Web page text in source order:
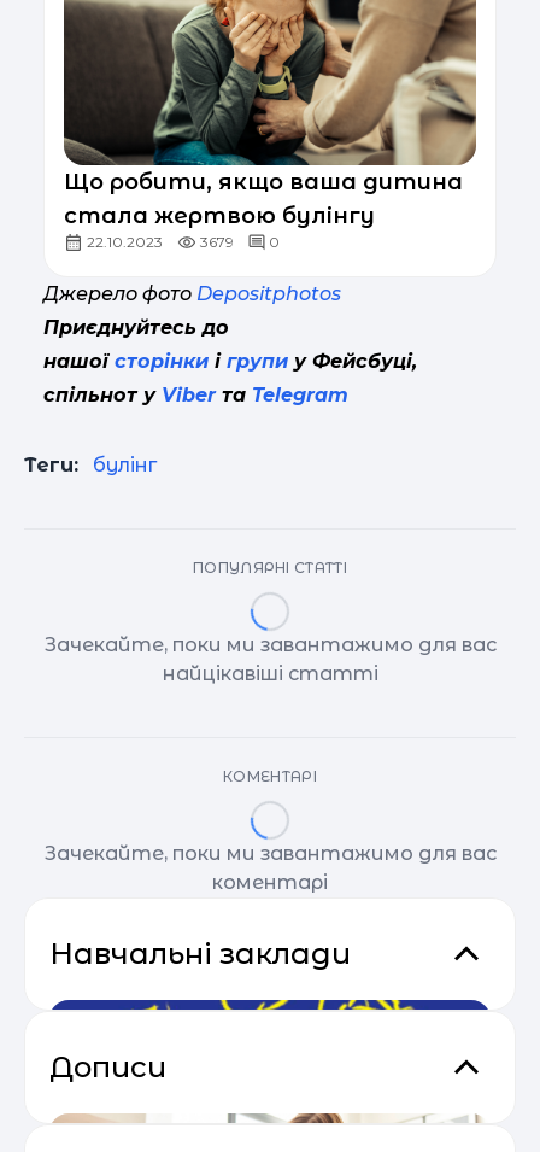
Що робити, якщо ваша дитина
стала жертвою булінгу
22.10.2023 3679 0
Джерело фото Depositphotos
Приєднуйтесь до
нашої сторінки і групи у Фейсбуці,
спільнот у Viberта Telegram
Теги: булінг
ПОПУЛЯРНІ СТАТТІ
Зачекайте, поки ми завантажимо для вас
найцікавіші статті
КОМЕНТАРІ
Зачекайте, поки ми завантажимо для вас
коментарі
Навчальні заклади
Дописи